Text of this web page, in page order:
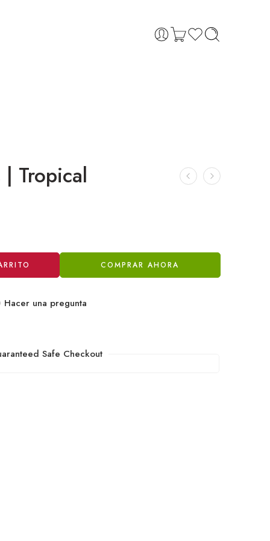
Tropical
COMPRAR AHORA
Hacer una pregunta
Safe Checkout